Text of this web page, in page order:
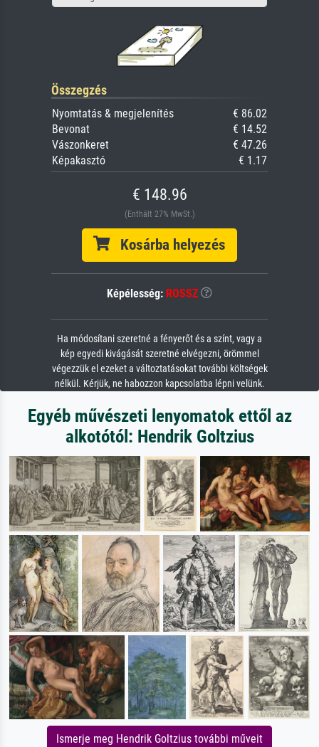
Összegzés
Nyomtatás & megjelenítés
€ 86.02
Bevonat
€ 14.52
Vászonkeret
€ 47.26
Képakasztó
€ 1.17
€ 148.96
(Enthält 27% MwSt.)
Kosárba helyezés
Képélesség: ROSSZ
Ha módosítani szeretné a fényerőt és a színt, vagy a
kép egyedi kivágását szeretné elvégezni, örömmel
végezzük el ezeket a változtatásokat további költségek
nélkül. Kérjük, ne habozzon kapcsolatba lépni velünk.
Egyéb művészeti lenyomatok ettől az
alkotótól: Hendrik Goltzius
Ismerje meg Hendrik Goltzius további műveit